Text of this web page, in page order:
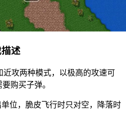
述
近攻两种模式，以极高的攻速可
购买子弹。
位，脆皮飞行时只对空，降落时